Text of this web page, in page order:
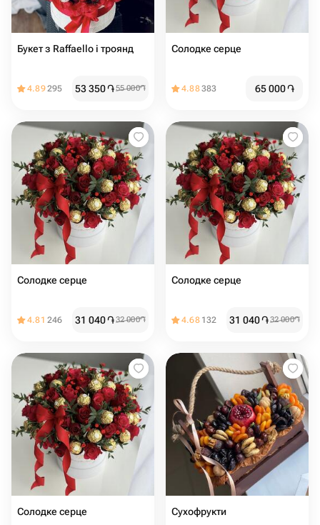
Букет з Raffaello і троянд
4.89295 53 350֏55 000֏
Солодке серце
4.88383 65 000֏
Солодке серце
4.81 246 31 040֏32 000֏
Солодке серце
4.68 132 31 040֏32 000֏
Солодке серце Сухофрукти